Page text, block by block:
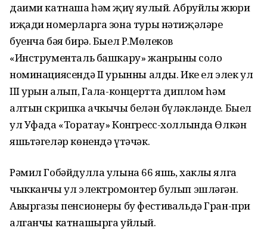
даими катнаша һәм җиңү яулый. Абруйлы жюри
иҗади номерларга зона туры нәтиҗәләре
буенча бәя бирә. Быел Р.Мөлеков
«Инструменталь башкару» жанрының соло
номинациясендә II урынны алды. Ике ел элек ул
III урын алып, Гала-концертта диплом һәм
алтын скрипка ачкычы белән бүләкләнде. Быел
ул Уфада «Торатау» Конгресс-холлында Өлкән
яшьтәгеләр көнендә үтәчәк.
Рәмил Гобәйдулла улына 66 яшь, хаклы ялга
чыкканчы ул электромонтер булып эшләгән.
Авыргазы пенсионеры бу фестивальдә Гран-при
алганчы катнашырга уйлый.